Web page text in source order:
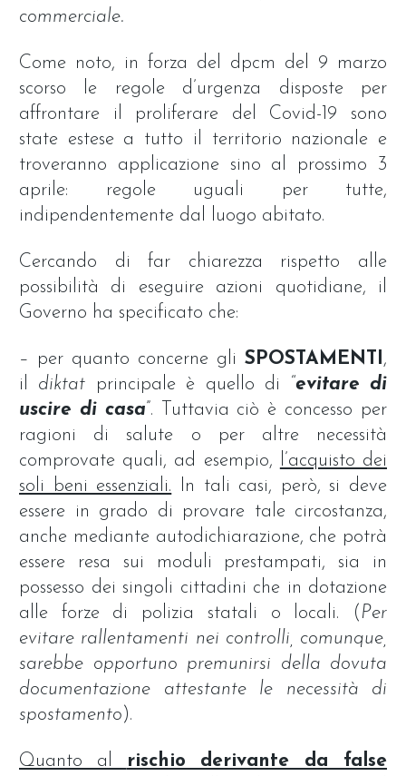
commerciale.
Come noto, in forza del dpcm del 9 marzo
scorso le regole d’urgenza disposte per
affrontare il proliferare del Covid-19 sono
state estese a tutto il territorio nazionale e
troveranno applicazione sino al prossimo 3
aprile: regole uguali per tutte,
indipendentemente dal luogo abitato.
Cercando di far chiarezza rispetto alle
possibilità di eseguire azioni quotidiane, il
Governo ha specificato che:
– per quanto concerne gli SPOSTAMENTI,
il diktat principale è quello di “evitare di
uscire di casa ”. Tuttavia ciò è concesso per
ragioni di salute o per altre necessità
comprovate quali, ad esempio, l’acquisto dei
soli beni essenziali. In tali casi, però, si deve
essere in grado di provare tale circostanza,
anche mediante autodichiarazione, che potrà
essere resa sui moduli prestampati, sia in
possesso dei singoli cittadini che in dotazione
alle forze di polizia statali o locali. ( Per
evitare rallentamenti nei controlli, comunque,
sarebbe opportuno premunirsi della dovuta
documentazione attestante le necessità di
spostamento).
Quanto al
rischio derivante da false